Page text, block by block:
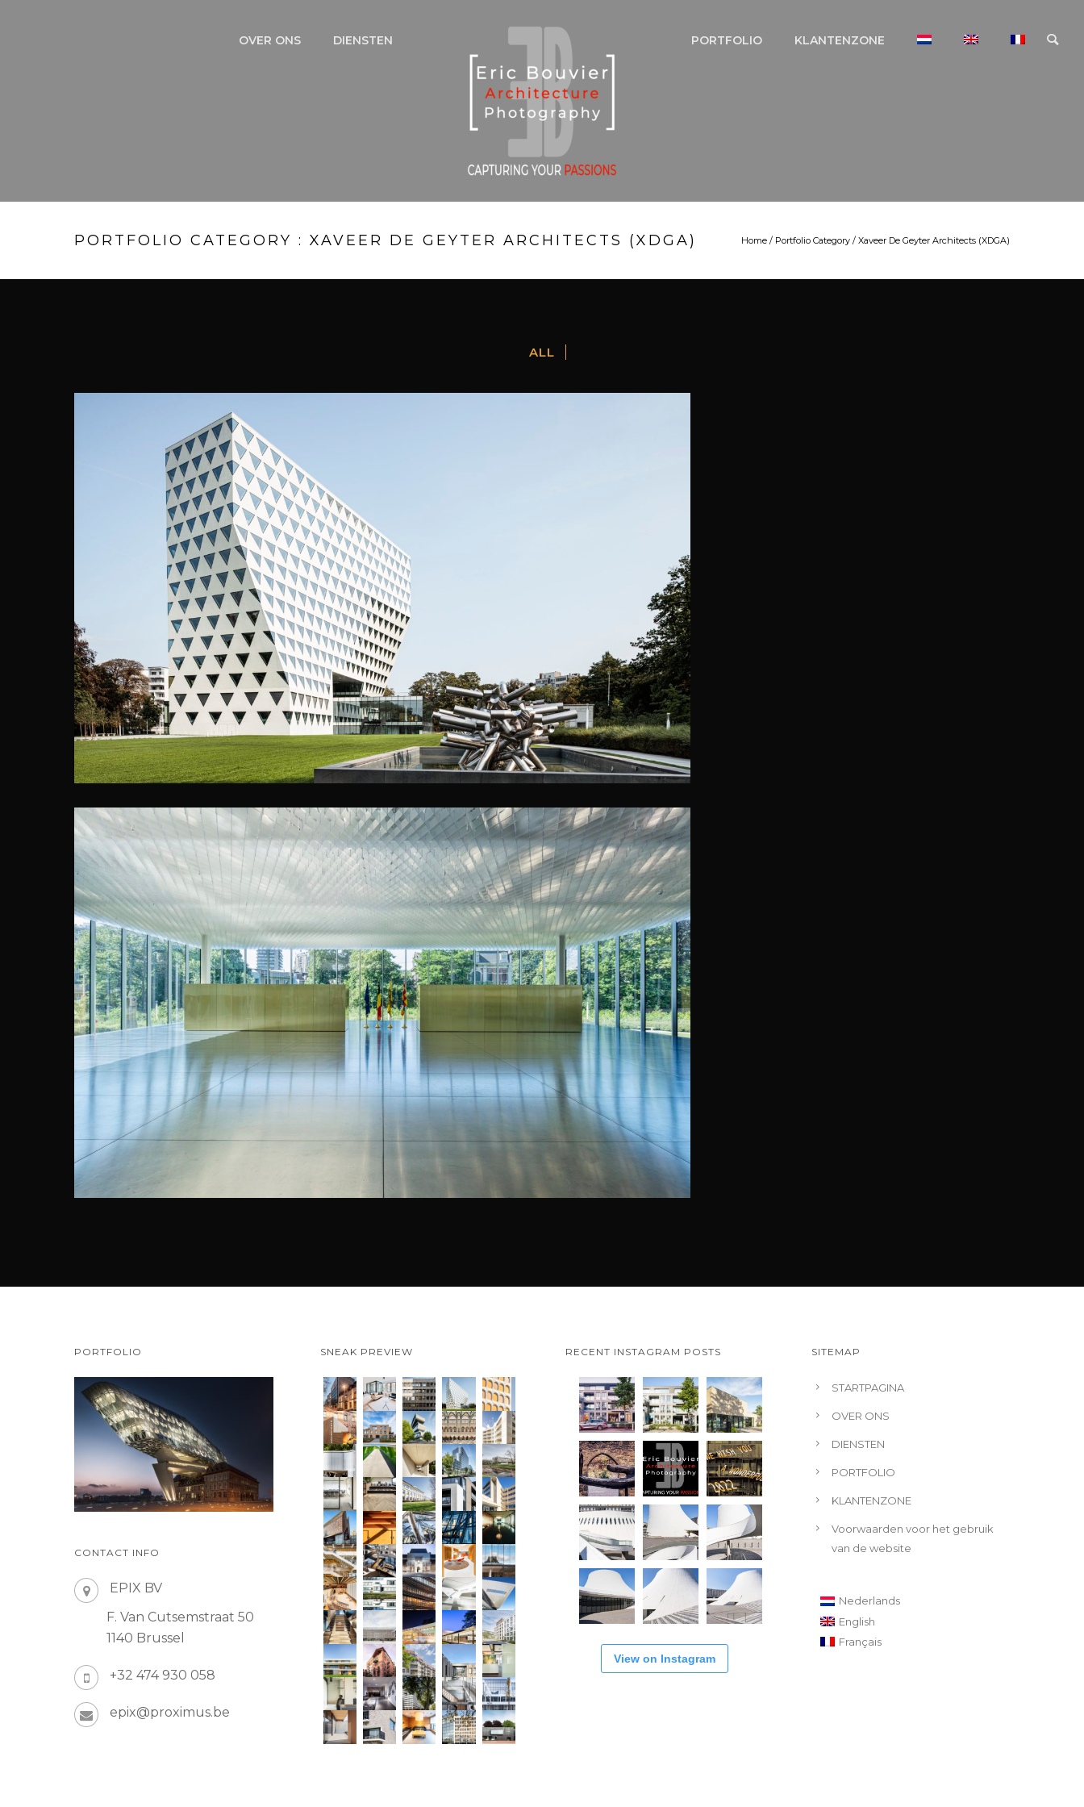
OVER ONS DIENSTEN PORTFOLIO KLANTENZONE
PORTFOLIO CATEGORY : XAVEER DE GEYTER ARCHITECTS (XDGA) Home / Portfolio Category / Xaveer De Geyter Architects (XDGA)
ALL
PROVINCIEHUIS, ANTWERPEN
Xaveer De Geyter Architects (XDGA)
PROVINCIEHUIS, ANTWERPEN
Xaveer De Geyter Architects (XDGA)
PORTFOLIO
CONTACT INFO
EPIX BV
F. Van Cutsemstraat 50
1140 Brussel
+32 474 930 058
epix@proximus.be
SNEAK PREVIEW RECENT INSTAGRAM POSTS
View on Instagram
SITEMAP
STARTPAGINA
OVER ONS
DIENSTEN
PORTFOLIO
KLANTENZONE
Voorwaarden voor het gebruik
van de website
Nederlands
English
Français